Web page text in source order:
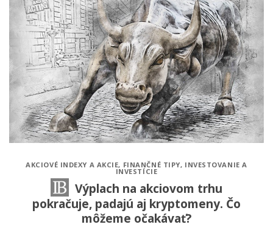
AKCIOVÉ INDEXY A AKCIE, FINANČNÉ TIPY, INVESTOVANIE A
INVESTÍCIE
Výplach na akciovom trhu
pokračuje, padajú aj kryptomeny. Čo
môžeme očakávať?